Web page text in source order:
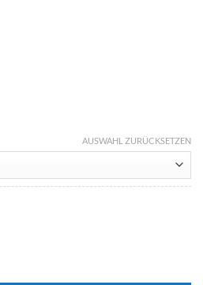
AUSWAHL ZURÜCKSETZEN